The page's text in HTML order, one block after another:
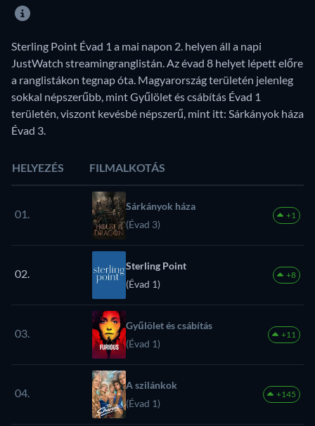
Sterling Point Évad 1 a mai napon 2. helyen áll a napi
JustWatch streamingranglistán. Az évad 8 helyet lépett előre
a ranglistákon tegnap óta. Magyarország területén jelenleg
sokkal népszerűbb, mint Gyűlölet és csábítás Évad 1
területén, viszont kevésbé népszerű, mint itt: Sárkányok háza
Évad 3.
HELYEZÉS FILMALKOTÁS
01.
Sárkányok háza
(Évad 3)
+1
02.
Sterling Point
(Évad 1)
+8
03.
Gyűlölet és csábítás
(Évad 1)
+11
04.
A szilánkok
(Évad 1)
+145